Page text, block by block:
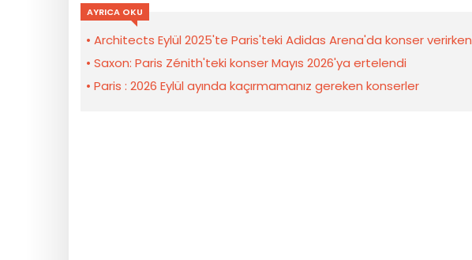
AYRICA OKU
Architects Eylül 2025'te Paris'teki Adidas Arena'da konser verirken
Saxon: Paris Zénith'teki konser Mayıs 2026'ya ertelendi
Paris : 2026 Eylül ayında kaçırmamanız gereken konserler